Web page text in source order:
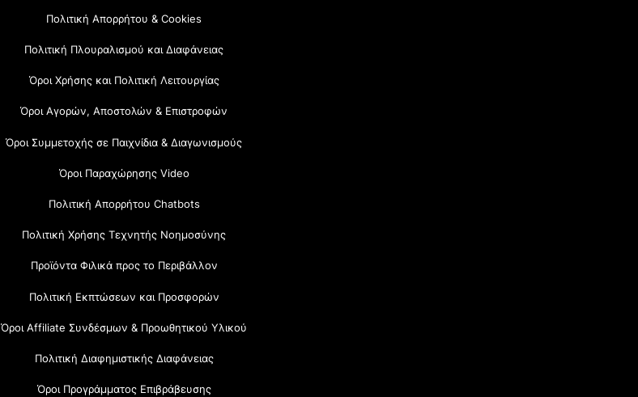
Πολιτική Απορρήτου & Cookies
Πολιτική Πλουραλισμού και Διαφάνειας
Όροι Χρήσης και Πολιτική Λειτουργίας
Όροι Αγορών, Αποστολών & Επιστροφών
Όροι Συμμετοχής σε Παιχνίδια & Διαγωνισμούς
Όροι Παραχώρησης Video
Πολιτική Απορρήτου Chatbots
Πολιτική Χρήσης Τεχνητής Νοημοσύνης
Προϊόντα Φιλικά προς το Περιβάλλον
Πολιτική Εκπτώσεων και Προσφορών
Όροι Affiliate Συνδέσμων & Προωθητικού Υλικού
Πολιτική Διαφημιστικής Διαφάνειας
Όροι Προγράμματος Επιβράβευσης